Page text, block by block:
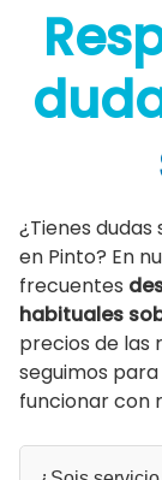
¿Tienes
en Pinto? En
frecuentes
habituales
precios de las
seguimos
funcionar con